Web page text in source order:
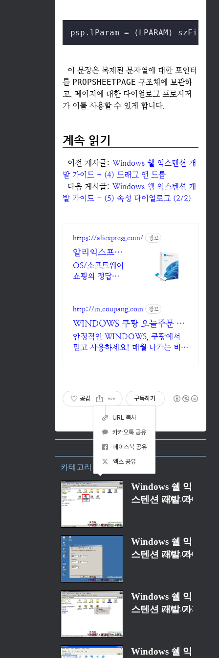
psp.lParam = (LPARAM) szFile;
이 문장은 복제된 문자열에 대한 포인터
를 PROPSHEETPAGE 구조체에 보관하
고, 페이지에 대한 다이얼로그 프로시저
가 이를 사용할 수 있게 합니다.
계속 읽기
이전 게시글: Windows 쉘 익스텐션 개
발 가이드 - (4) 드래그 앤 드롭
다음 게시글: Windows 쉘 익스텐션 개
발 가이드 - (5) 속성 다이얼로그 (2/2)
https://aliexpress.com/ 광고
알리익스프레
스,WINDOWS
내 맘에 쏙드는
OS/소프트웨어
쇼핑의 정답
가격으로!
http://m.coupang.com 광고
WINDOWS 쿠팡 오늘주문 내
일도착 로켓배송
안정적인 WINDOWS, 쿠팡에서
믿고 사용하세요! 매월 나가는 비용
공감
URL 복사
카카오톡 공유
페이스북 공유
엑스 공유
구독하기
카테고리 “API/COM”
Windows 쉘 익
스텐션 개발 가
2021.02.09
Windows 쉘 익
스텐션 개발 가
(2/2)
2021.02.09
Windows 쉘 익
스텐션 개발 가
2021.01.28
Windows 쉘 익